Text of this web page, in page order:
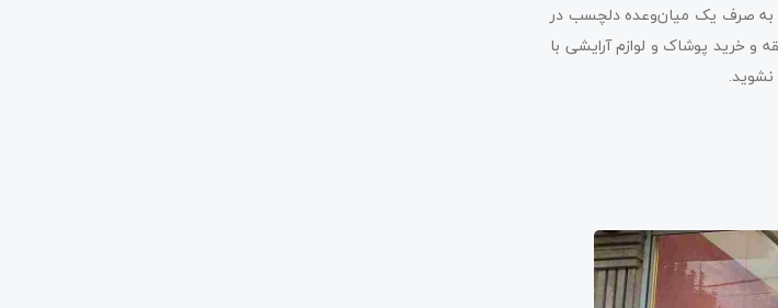
به صرف یک میان‌وعده دلچسب در
خرید پوشاک و لوازم آرایشی با